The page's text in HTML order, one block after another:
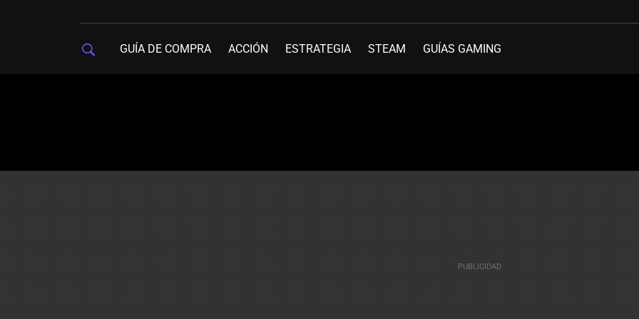
GUÍA DE COMPRA ACCIÓN ESTRATEGIA STEAM GUÍAS GAMING